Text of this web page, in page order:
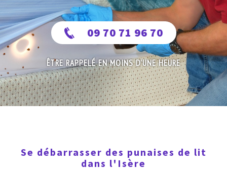
09 70 71 96 70
ÊTRE RAPPELÉ EN MOINS D'UNE HEURE
Se débarrasser des punaises de lit
dans l'Isère